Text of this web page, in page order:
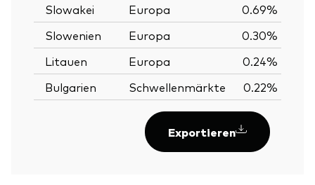
Slowakei
Europa
0.69%
Slowenien
Europa
0.30%
Litauen
Europa
0.24%
Bulgarien
Schwellenmärkte 0.22%
Exportieren